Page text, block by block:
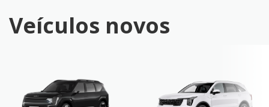
Veículos novos